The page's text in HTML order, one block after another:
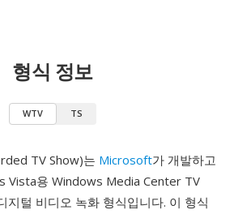
형식 정보
WTV TS
TV Show)는 Microsoft가 개발하고
Vista용 Windows Media Center TV
지털 비디오 녹화 형식입니다. 이 형식